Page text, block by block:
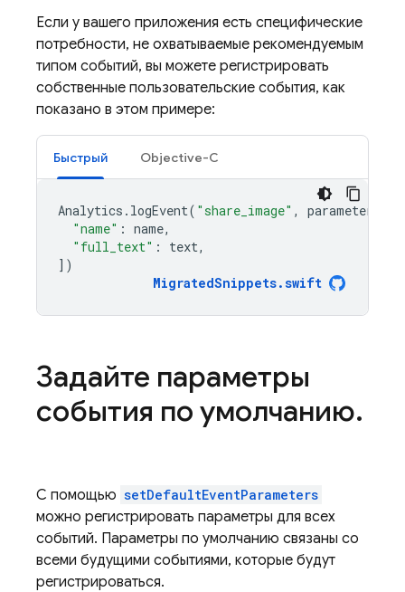
Если у вашего приложения есть специфические
потребности, не охватываемые рекомендуемым
типом событий, вы можете регистрировать
собственные пользовательские события, как
показано в этом примере:
Быстрый Objective-C
Analytics . logEvent( "share_image" , parameters
"name" : name,
"full_text" : text,
])
MigratedSnippets.swift
Задайте параметры
события по умолчанию.
С помощью setDefaultEventParameters
можно регистрировать параметры для всех
событий. Параметры по умолчанию связаны со
всеми будущими событиями, которые будут
регистрироваться.